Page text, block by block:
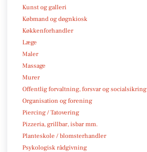
Kunst og galleri
Købmand og døgnkiosk
Køkkenforhandler
Læge
Maler
Massage
Murer
Offentlig forvaltning, forsvar og socialsikring
Organisation og forening
Piercing / Tatovering
Pizzeria, grillbar, isbar mm.
Planteskole / blomsterhandler
Psykologisk rådgivning